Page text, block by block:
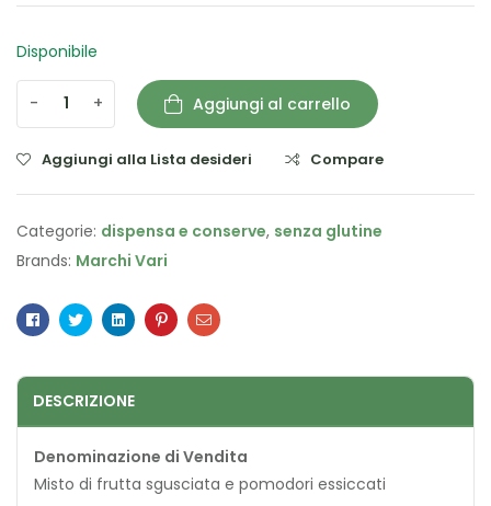
Disponibile
- + Aggiungi al carrello
Aggiungi alla Lista desideri Compare
Categorie: dispensa e conserve, senza glutine
Brands: Marchi Vari
Facebook
TwitterLinkedinPinterestEmail
DESCRIZIONE
Denominazione di Vendita
Misto di frutta sgusciata e pomodori essiccati